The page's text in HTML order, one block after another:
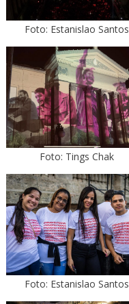
Foto: Estanislao Santos
Foto: Tings Chak
Foto: Estanislao Santos